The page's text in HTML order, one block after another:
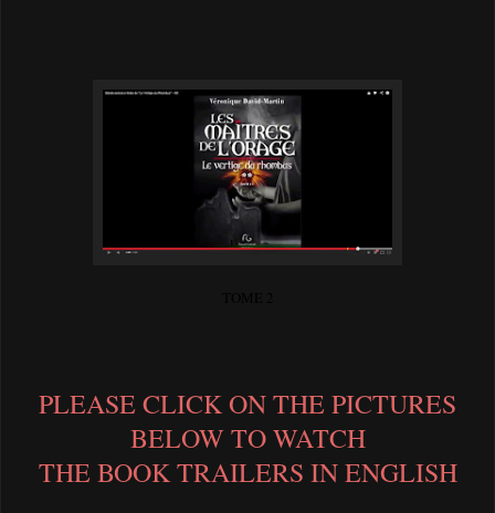
PLEASE CLICK ON THE PICTURES
BELOW TO WATCH
THE BOOK TRAILERS IN ENGLISH